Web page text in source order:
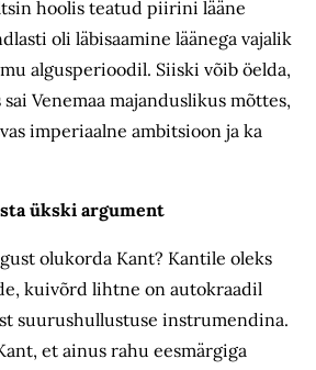
hoolis teatud piirini lääne
oli läbisaamine läänega vajalik
algusperioodil. Siiski võib öelda,
Venemaa majanduslikus mõttes,
imperiaalne ambitsioon ja ka
ükski argument
olukorda Kant? Kantile oleks
kuivõrd lihtne on autokraadil
suurushullustuse instrumendina.
et ainus rahu eesmärgiga